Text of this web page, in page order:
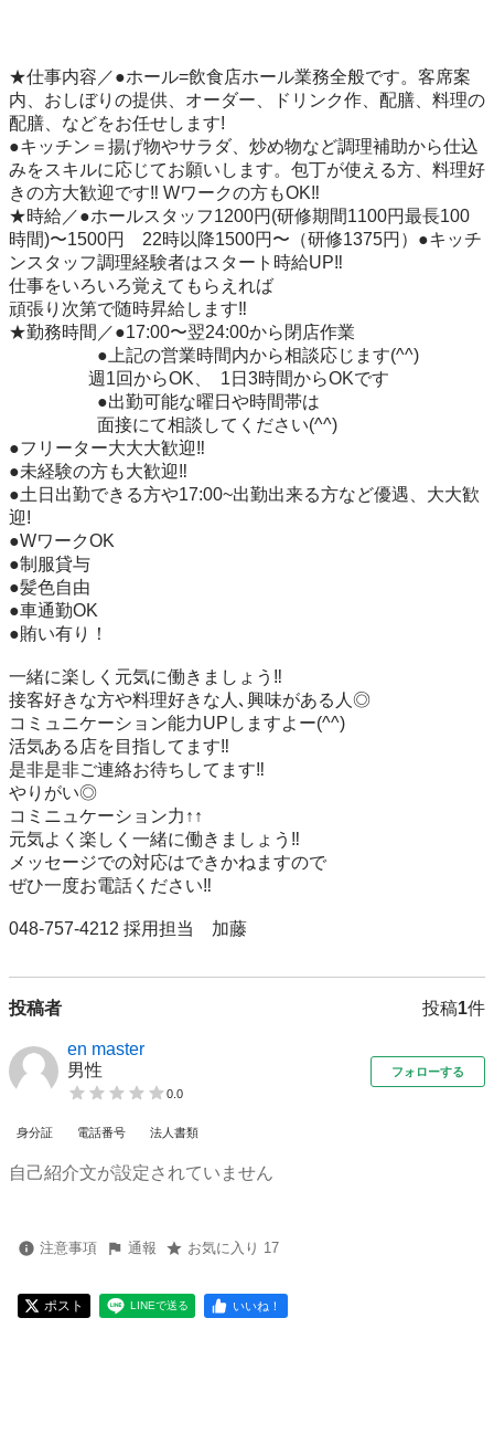
★仕事内容／●ホール=飲食店ホール業務全般です。客席案
内、おしぼりの提供、オーダー、ドリンク作、配膳、料理の
配膳、などをお任せします!
●キッチン＝揚げ物やサラダ、炒め物など調理補助から仕込
みをスキルに応じてお願いします。包丁が使える方、料理好
きの方大歓迎です‼︎ Wワークの方もOK‼︎
★時給／●ホールスタッフ1200円(研修期間1100円最長100
時間)〜1500円　22時以降1500円〜（研修1375円）●キッチ
ンスタッフ調理経験者はスタート時給UP‼︎
仕事をいろいろ覚えてもらえれば
頑張り次第で随時昇給します‼︎
★勤務時間／●17:00〜翌24:00から閉店作業
●上記の営業時間内から相談応じます(^^)
●出勤可能な曜日や時間帯は
面接にて相談してください(^^)
●フリーター大大大歓迎‼︎
●未経験の方も大歓迎‼︎
●土日出勤できる方や17:00~出勤出来る方など優遇、大大歓
迎!
●WワークOK
●制服貸与
●髪色自由
●車通勤OK
●賄い有り！
一緒に楽しく元気に働きましょう‼︎
接客好きな方や料理好きな人､興味がある人◎
コミュニケーション能力UPしますよー(^^)
活気ある店を目指してます‼︎
是非是非ご連絡お待ちしてます‼︎
やりがい◎
コミニュケーション力↑↑
元気よく楽しく一緒に働きましょう‼︎
メッセージでの対応はできかねますので
ぜひ一度お電話ください‼︎
048-757-4212 採用担当　加藤
投稿者 投稿1件
en master
男性
0.0
フォローする
身分証 電話番号 法人書類
自己紹介文が設定されていません
注意事項 通報 お気に入り 17
ポスト LINEで送る いいね！